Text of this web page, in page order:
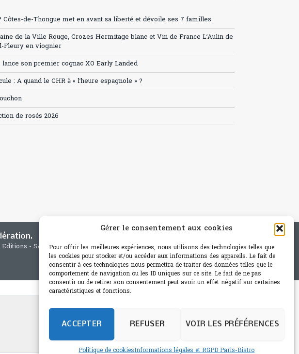
Gérer le consentement aux cookies
Pour offrir les meilleures expériences, nous utilisons des technologies telles que
les cookies pour stocker et/ou accéder aux informations des appareils. Le fait de
consentir à ces technologies nous permettra de traiter des données telles que le
comportement de navigation ou les ID uniques sur ce site. Le fait de ne pas
consentir ou de retirer son consentement peut avoir un effet négatif sur certaines
caractéristiques et fonctions.
ACCEPTER REFUSER VOIR LES PRÉFÉRENCES
Politique de cookiesInformations légales et RGPD Paris-Bistro
Côtes-de-Thongue met en avant sa liberté et dévoile ses 7 familles
de la Ville Rouge, Crozes Hermitage blanc et Vin de France L’Aulin de
Fleury en viognier
lance son premier cognac XO Early Landed
: A quand le CHR à « l’heure espagnole » ?
de rosés 2026
- SARL de Presse - mail: contact@paris-bistro.com